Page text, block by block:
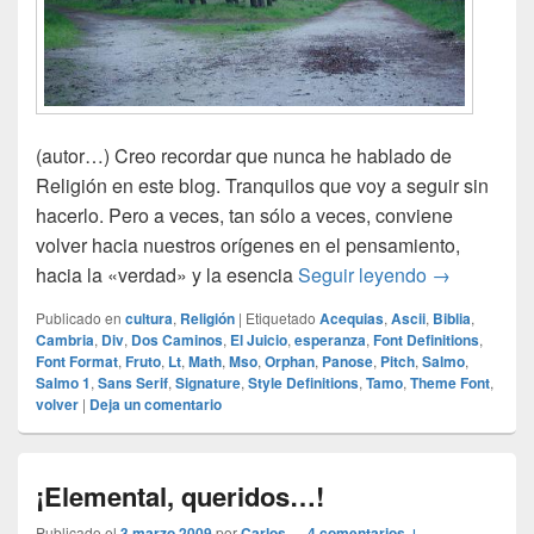
(autor…) Creo recordar que nunca he hablado de
Religión en este blog. Tranquilos que voy a seguir sin
hacerlo. Pero a veces, tan sólo a veces, conviene
volver hacia nuestros orígenes en el pensamiento,
hacia la «verdad» y la esenciaSeguir leyendo Libros
→
Publicado en cultura, Religión | Etiquetado Acequias, Ascii, Biblia,
Cambria, Div, Dos Caminos, El Juicio, esperanza, Font Definitions,
Font Format, Fruto, Lt, Math, Mso, Orphan, Panose, Pitch, Salmo,
Salmo 1, Sans Serif, Signature, Style Definitions, Tamo, Theme Font,
volver | Deja un comentario
¡Elemental, queridos…!